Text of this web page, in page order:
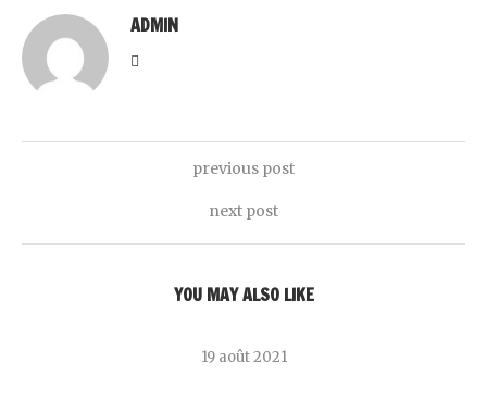
ADMIN
previous post
next post
YOU MAY ALSO LIKE
19 août 2021